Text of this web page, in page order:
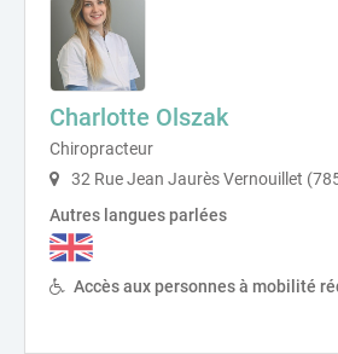
Charlotte Olszak
Chiropracteur
32 Rue Jean Jaurès Vernouillet
Autres langues parlées
Accès aux personnes à mobilité